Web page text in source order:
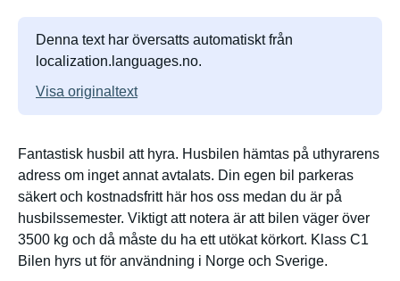
Denna text har översatts automatiskt från
localization.languages.no.
Visa originaltext
Fantastisk husbil att hyra. Husbilen hämtas på uthyrarens
adress om inget annat avtalats. Din egen bil parkeras
säkert och kostnadsfritt här hos oss medan du är på
husbilssemester. Viktigt att notera är att bilen väger över
3500 kg och då måste du ha ett utökat körkort. Klass C1
Bilen hyrs ut för användning i Norge och Sverige.